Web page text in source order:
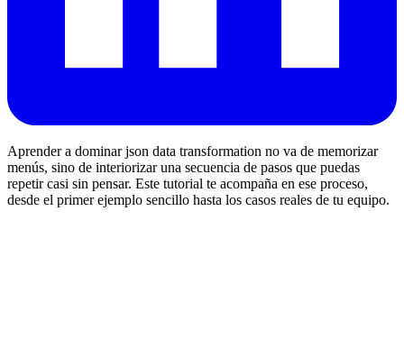
Aprender a dominar json data transformation no va de memorizar
menús, sino de interiorizar una secuencia de pasos que puedas
repetir casi sin pensar. Este tutorial te acompaña en ese proceso,
desde el primer ejemplo sencillo hasta los casos reales de tu equipo.